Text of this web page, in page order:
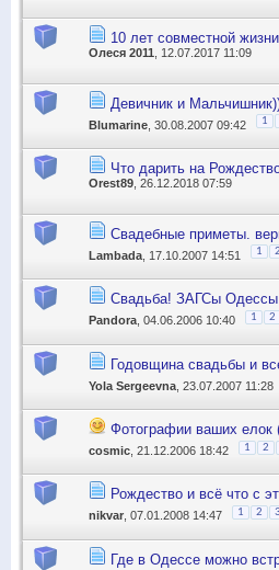
10 лет совместной
Олеся 2011 , 12.07.2017 11:09
Девичник и
Blumarine , 30.08.2007 09:42 1
Что дарить на
Orest89 , 26.12.2018 07:59
Свадебные приметы.
Lambada , 17.10.2007 14:51 1 2
Свадьба! ЗАГСы Одессы
Pandora , 04.06.2006 10:40 1 2
Годовщина свадьбы и
Yola Sergeevna , 23.07.2007 11:28
Фотографии ваших елок
cosmic , 21.12.2006 18:42 1 2
Рождество и всё что с
nikvar , 07.01.2008 14:47 1 2 3
Где в Одессе можно